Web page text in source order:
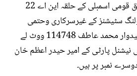
الیکشن کمیشن کے مطابق قومی اسمبلی کے حلقہ این اے 22
میں تمام 387 پولنگ سٹیشنز کے غیرسرکاری وحتمی
نتیجے کے مطابق آزاد امیدوار محمد عاطف 114748 ووٹ لے
نیشنل پارٹی کے امیر حیدر اعظم خان